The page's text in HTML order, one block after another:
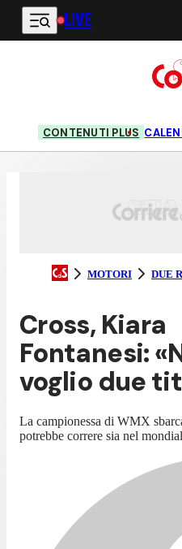
Vai al contenuto principale
LIVE
CONTENUTI PLUS
MOTORI DUE
Cross, Kiara
Fontanesi:
voglio due
La campionessa di WMX
potrebbe correre sia nel